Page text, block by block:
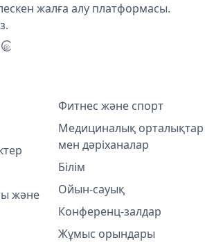
жалға алу платформасы.
және
Фитнес және спорт
Медициналық орталықтар
мен дәріханалар
Білім
Ойын-сауық
Конференц-залдар
Жұмыс орындары